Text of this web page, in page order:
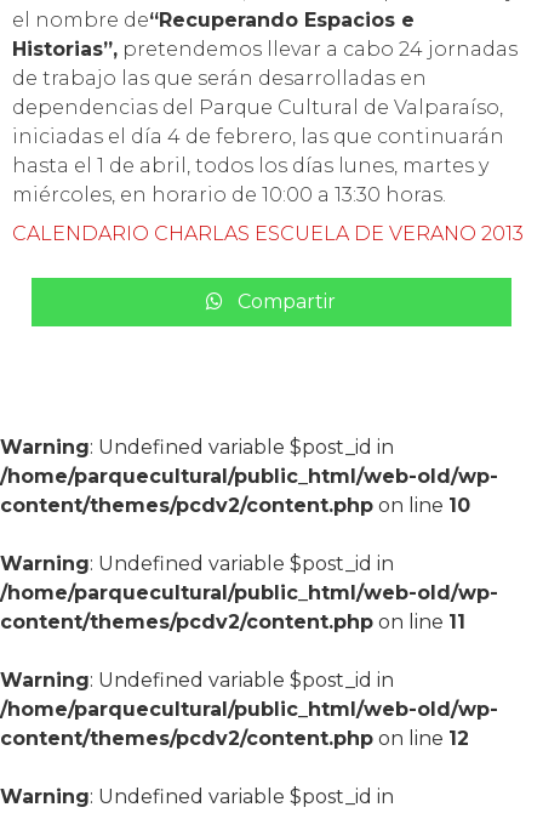
el nombre de“Recuperando Espacios e
Historias”, pretendemos llevar a cabo 24 jornadas
de trabajo las que serán desarrolladas en
dependencias del Parque Cultural de Valparaíso,
iniciadas el día 4 de febrero, las que continuarán
hasta el 1 de abril, todos los días lunes, martes y
miércoles, en horario de 10:00 a 13:30 horas.
CALENDARIO CHARLAS ESCUELA DE VERANO 2013
Compartir
Warning: Undefined variable $post_id in
/home/parquecultural/public_html/web-old/wp-
content/themes/pcdv2/content.php on line 10
Warning: Undefined variable $post_id in
/home/parquecultural/public_html/web-old/wp-
content/themes/pcdv2/content.php on line 11
Warning: Undefined variable $post_id in
/home/parquecultural/public_html/web-old/wp-
content/themes/pcdv2/content.php on line 12
Warning: Undefined variable $post_id in